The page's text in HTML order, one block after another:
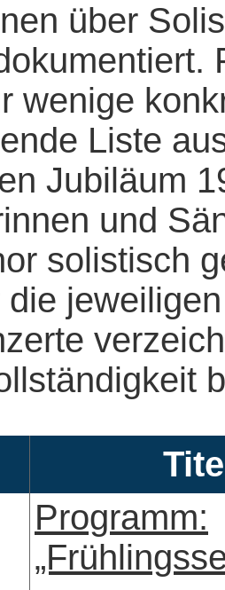
über
wenige
Liste
Jubiläum
und
solistisch
die
Programm: